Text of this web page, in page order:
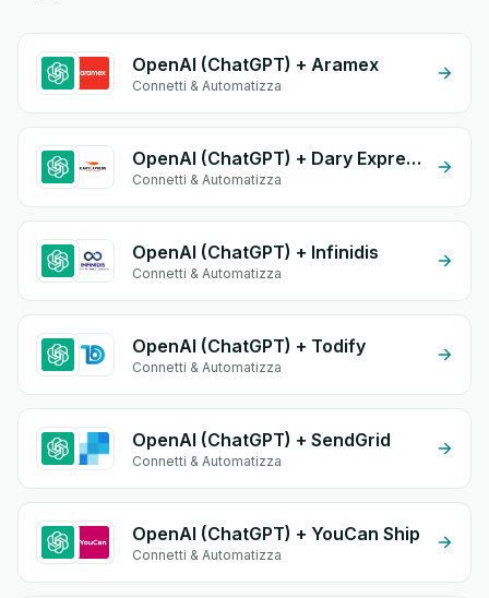
OpenAI (ChatGPT) + Aramex
Connetti & Automatizza
OpenAI (ChatGPT) + Dary Expresse
Connetti & Automatizza
OpenAI (ChatGPT) + Infinidis
Connetti & Automatizza
OpenAI (ChatGPT) + Todify
Connetti & Automatizza
OpenAI (ChatGPT) + SendGrid
Connetti & Automatizza
OpenAI (ChatGPT) + YouCan Ship
Connetti & Automatizza